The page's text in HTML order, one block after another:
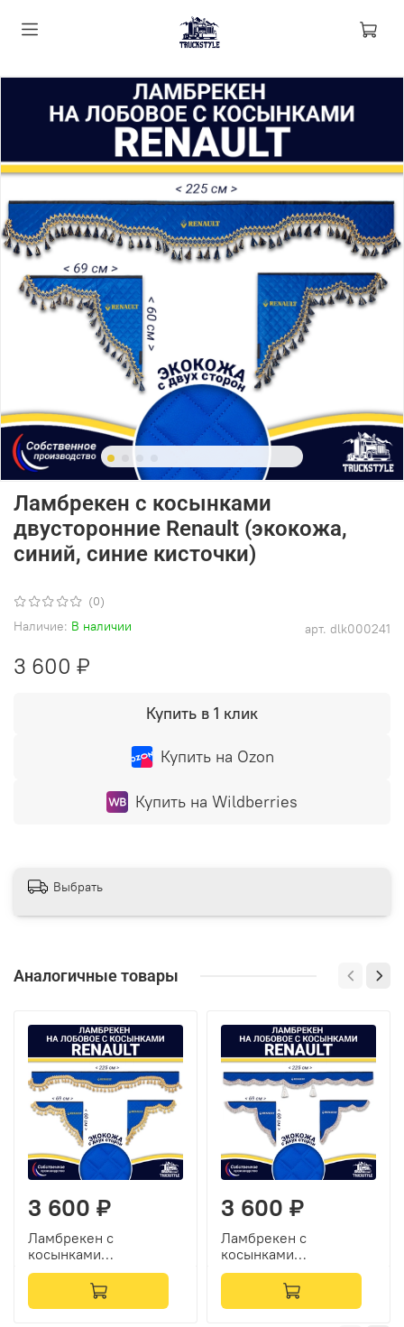
(0)
арт. dlk000241
Наличие: В наличии
Ламбрекен с косынками
двусторонние Renault (экокожа,
синий, синие кисточки)
3 600 ₽
Купить в 1 клик
Купить на Ozon
Купить на Wildberries
Выбрать
Аналогичные товары
3 600 ₽
Ламбрекен с
косынками
двусторонние Renault
(экокожа, синий,
золотые кисточки)
3 600 ₽
Ламбрекен с
косынками
двусторонние Renault
(экокожа, синий,
коричневые кисточки)